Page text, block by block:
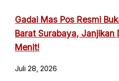
Gadai Mas Pos Resmi
Barat Surabaya, Janjikan
Menit!
Juli 28, 2026